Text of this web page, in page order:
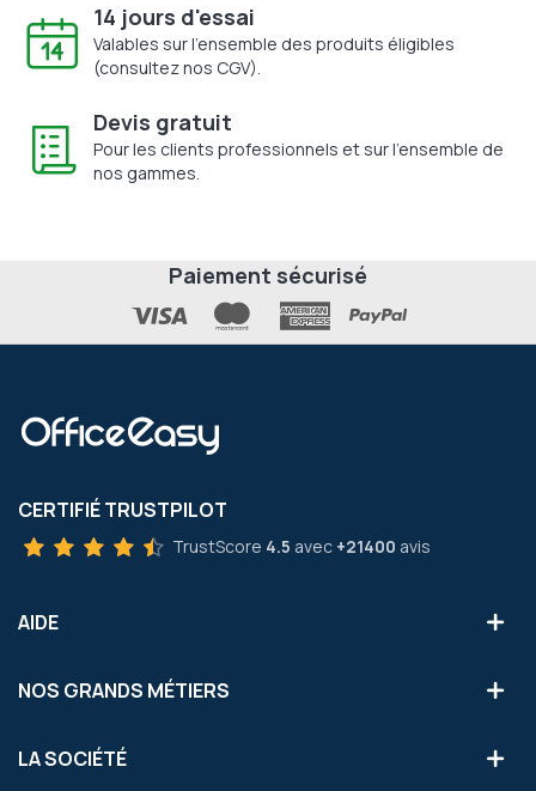
14 jours d'essai
Valables sur l'ensemble des produits éligibles
(consultez nos CGV).
Devis gratuit
Pour les clients professionnels et sur l'ensemble de
nos gammes.
Paiement sécurisé
CERTIFIÉ TRUSTPILOT
TrustScore 4.5 avec +21400 avis
AIDE
NOS GRANDS MÉTIERS
LA SOCIÉTÉ